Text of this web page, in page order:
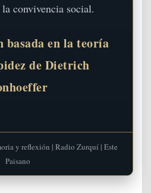
convivencia social.
en la teoría
de Dietrich
y reflexión | Radio Zurquí | Este
Paisano